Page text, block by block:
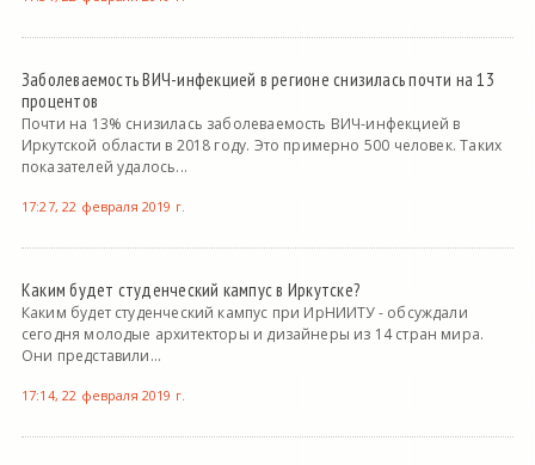
Заболеваемость ВИЧ-инфекцией в регионе снизилась почти на 13
процентов
Почти на 13% снизилась заболеваемость ВИЧ-инфекцией в
Иркутской области в 2018 году. Это примерно 500 человек. Таких
показателей удалось...
17:27, 22 февраля 2019 г.
Каким будет студенческий кампус в Иркутске?
Каким будет студенческий кампус при ИрНИИТУ - обсуждали
сегодня молодые архитекторы и дизайнеры из 14 стран мира.
Они представили...
17:14, 22 февраля 2019 г.